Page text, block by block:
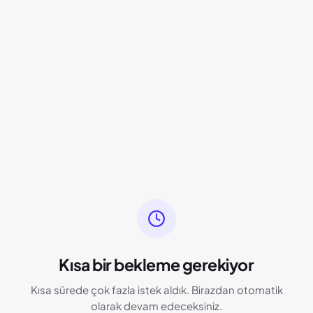
Kısa bir bekleme gerekiyor
Kısa sürede çok fazla istek aldık. Birazdan otomatik
olarak devam edeceksiniz.